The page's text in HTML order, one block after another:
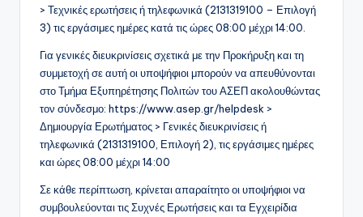
> Τεχνικές ερωτήσεις ή τηλεφωνικά (2131319100 – Επιλογή
3) τις εργάσιμες ημέρες κατά τις ώρες 08:00 μέχρι 14:00.
Για γενικές διευκρινίσεις σχετικά με την Προκήρυξη και τη
συμμετοχή σε αυτή οι υποψήφιοι μπορούν να απευθύνονται
στο Τμήμα Εξυπηρέτησης Πολιτών του ΑΣΕΠ ακολουθώντας
τον σύνδεσμο: https://www.asep.gr/helpdesk >
Δημιουργία Ερωτήματος > Γενικές διευκρινίσεις ή
τηλεφωνικά (2131319100, Επιλογή 2), τις εργάσιμες ημέρες
και ώρες 08:00 μέχρι 14:00
Σε κάθε περίπτωση, κρίνεται απαραίτητο οι υποψήφιοι να
συμβουλεύονται τις Συχνές Ερωτήσεις και τα Εγχειρίδια